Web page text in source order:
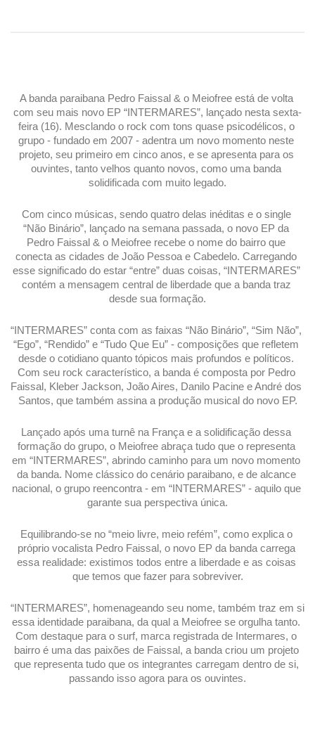
A banda paraibana Pedro Faissal & o Meiofree está de volta
com seu mais novo EP “INTERMARES”, lançado nesta sexta-
feira (16). Mesclando o rock com tons quase psicodélicos, o
grupo - fundado em 2007 - adentra um novo momento neste
projeto, seu primeiro em cinco anos, e se apresenta para os
ouvintes, tanto velhos quanto novos, como uma banda
solidificada com muito legado.
Com cinco músicas, sendo quatro delas inéditas e o single
“Não Binário”, lançado na semana passada, o novo EP da
Pedro Faissal & o Meiofree recebe o nome do bairro que
conecta as cidades de João Pessoa e Cabedelo. Carregando
esse significado do estar “entre” duas coisas, “INTERMARES”
contém a mensagem central de liberdade que a banda traz
desde sua formação.
“INTERMARES” conta com as faixas “Não Binário”, “Sim Não”,
“Ego”, “Rendido” e “Tudo Que Eu” - composições que refletem
desde o cotidiano quanto tópicos mais profundos e políticos.
Com seu rock característico, a banda é composta por Pedro
Faissal, Kleber Jackson, João Aires, Danilo Pacine e André dos
Santos, que também assina a produção musical do novo EP.
Lançado após uma turnê na França e a solidificação dessa
formação do grupo, o Meiofree abraça tudo que o representa
em “INTERMARES”, abrindo caminho para um novo momento
da banda. Nome clássico do cenário paraibano, e de alcance
nacional, o grupo reencontra - em “INTERMARES” - aquilo que
garante sua perspectiva única.
Equilibrando-se no “meio livre, meio refém”, como explica o
próprio vocalista Pedro Faissal, o novo EP da banda carrega
essa realidade: existimos todos entre a liberdade e as coisas
que temos que fazer para sobreviver.
“INTERMARES”, homenageando seu nome, também traz em si
essa identidade paraibana, da qual a Meiofree se orgulha tanto.
Com destaque para o surf, marca registrada de Intermares, o
bairro é uma das paixões de Faissal, a banda criou um projeto
que representa tudo que os integrantes carregam dentro de si,
passando isso agora para os ouvintes.